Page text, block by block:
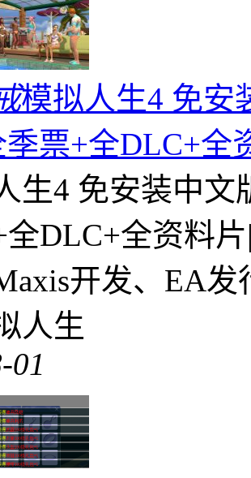
模拟人生4 免安
票+全DLC+全
生4 免安装中文
全DLC+全资料
开发、EA
人生
01